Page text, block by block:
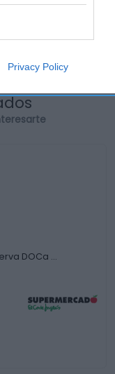
Privacy Policy
DOCa …